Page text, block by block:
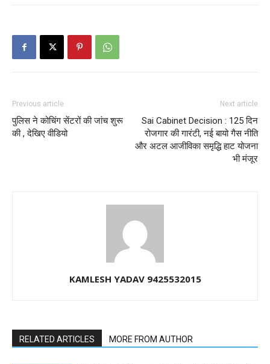
Previous article
पुलिस ने कोचिंग सेंटरों की जांच शुरू
की , देखिए वीडियो
Next article
Sai Cabinet Decision : 125 दिन
रोजगार की गारंटी, नई बायो गैस नीति
और अटल आजीविका समृद्धि हाट योजना
भी मंजूर
KAMLESH YADAV 9425532015
RELATED ARTICLES MORE FROM AUTHOR